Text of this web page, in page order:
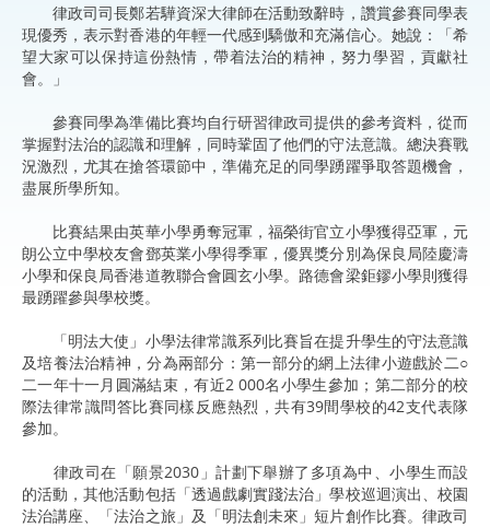
律政司司長鄭若驊資深大律師在活動致辭時，讚賞參賽同學表
現優秀，表示對香港的年輕一代感到驕傲和充滿信心。她說：「希
望大家可以保持這份熱情，帶着法治的精神，努力學習，貢獻社
會。」
參賽同學為準備比賽均自行研習律政司提供的參考資料，從而
掌握對法治的認識和理解，同時鞏固了他們的守法意識。總決賽戰
況激烈，尤其在搶答環節中，準備充足的同學踴躍爭取答題機會，
盡展所學所知。
比賽結果由英華小學勇奪冠軍，福榮街官立小學獲得亞軍，元
朗公立中學校友會鄧英業小學得季軍，優異獎分別為保良局陸慶濤
小學和保良局香港道教聯合會圓玄小學。路德會梁鉅鏐小學則獲得
最踴躍參與學校獎。
「明法大使」小學法律常識系列比賽旨在提升學生的守法意識
及培養法治精神，分為兩部分：第一部分的網上法律小遊戲於二○
二一年十一月圓滿結束，有近2 000名小學生參加；第二部分的校
際法律常識問答比賽同樣反應熱烈，共有39間學校的42支代表隊
參加。
律政司在「願景2030」計劃下舉辦了多項為中、小學生而設
的活動，其他活動包括「透過戲劇實踐法治」學校巡迴演出、校園
法治講座、「法治之旅」及「明法創未來」短片創作比賽。律政司